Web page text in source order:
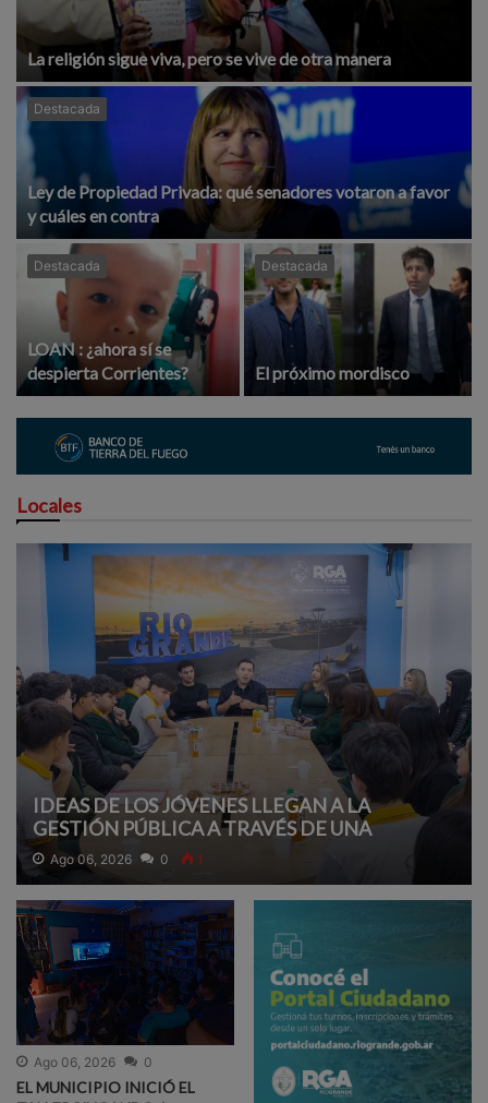
La religión sigue viva, pero se vive de otra manera
Destacada
Ley de Propiedad Privada: qué senadores votaron a favor
y cuáles en contra
Destacada
LOAN : ¿ahora sí se
despierta Corrientes?
Destacada
El próximo mordisco
Locales
IDEAS DE LOS JÓVENES LLEGAN A LA
GESTIÓN PÚBLICA A TRAVÉS DE UNA
PROPUESTA EDUCATIVA
Ago 06, 2026 0 1
Ago 06, 2026 0
EL MUNICIPIO INICIÓ EL